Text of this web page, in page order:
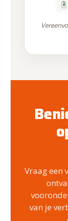
Vraag een
van je